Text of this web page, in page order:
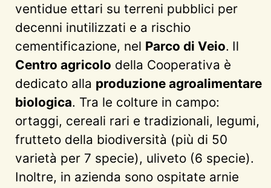
ventidue ettari su terreni pubblici per
decenni inutilizzati e a rischio
cementificazione, nel Parco di Veio. Il
Centro agricolo della Cooperativa è
dedicato alla produzione agroalimentare
biologica. Tra le colture in campo:
ortaggi, cereali rari e tradizionali, legumi,
frutteto della biodiversità (più di 50
varietà per 7 specie), uliveto (6 specie).
Inoltre, in azienda sono ospitate arnie